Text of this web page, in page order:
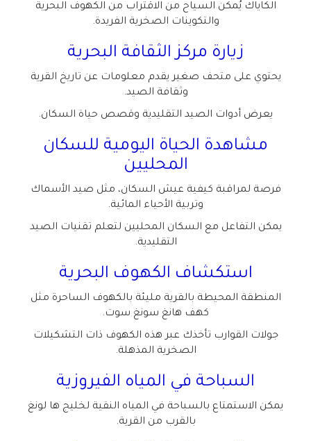
الكاياك يُمكن السياح من الاقتراب من الكهوف البحرية
والتكوينات الصخرية الفريدة.
زيارة مركز الثقافة البحرية
يحتوي على متحف صغير يقدم معلومات عن تاريخ القرية
وثقافة الصيد.
يعرض أدوات الصيد التقليدية وقصص حياة السكان.
مشاهدة الحياة اليومية للسكان
المحليين
فرصة لمراقبة كيفية عيش السكان، مثل صيد الأسماك
وتربية الأحياء المائية.
يمكن التفاعل مع السكان المحليين لتعلم تقنيات الصيد
التقليدية.
استكشاف الكهوف البحرية
المنطقة المحيطة بالقرية مليئة بالكهوف الساحرة مثل
كهف هانغ سونغ سوت.
جولات القوارب تأخذك عبر هذه الكهوف ذات التشكيلات
الصخرية المذهلة.
السباحة في المياه الفيروزية
يمكن الاستمتاع بالسباحة في المياه النقية لخليج ها لونغ
بالقرب من القرية.